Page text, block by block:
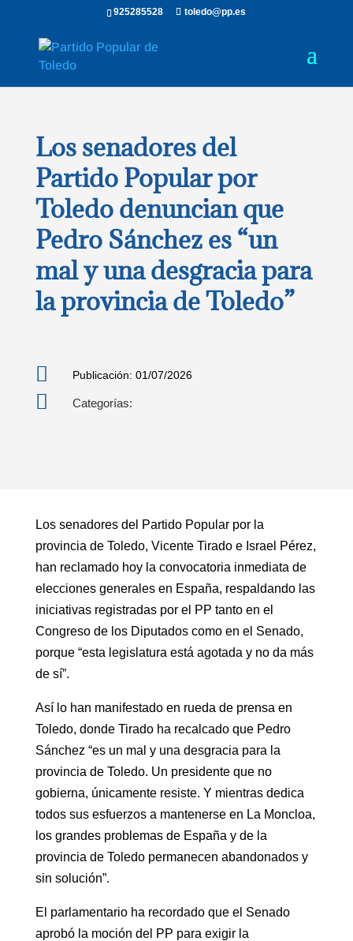
925285528 toledo@pp.es
Los senadores del
Partido Popular por
Toledo denuncian que
Pedro Sánchez es “un
mal y una desgracia para
la provincia de Toledo”
 Publicación: 01/07/2026
 Categorías:
Los senadores del Partido Popular por la
provincia de Toledo, Vicente Tirado e Israel Pérez,
han reclamado hoy la convocatoria inmediata de
elecciones generales en España, respaldando las
iniciativas registradas por el PP tanto en el
Congreso de los Diputados como en el Senado,
porque “esta legislatura está agotada y no da más
de sí”.
Así lo han manifestado en rueda de prensa en
Toledo, donde Tirado ha recalcado que Pedro
Sánchez “es un mal y una desgracia para la
provincia de Toledo. Un presidente que no
gobierna, únicamente resiste. Y mientras dedica
todos sus esfuerzos a mantenerse en La Moncloa,
los grandes problemas de España y de la
provincia de Toledo permanecen abandonados y
sin solución”.
El parlamentario ha recordado que el Senado
aprobó la moción del PP para exigir la